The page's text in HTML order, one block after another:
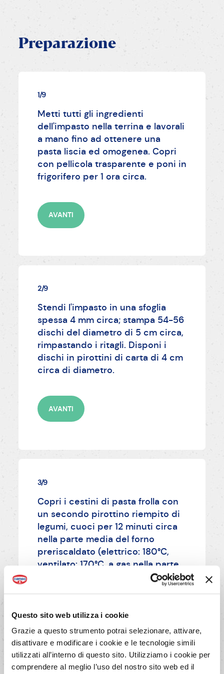
Questo sito web utilizza i cookie
Grazie a questo strumento potrai selezionare, attivare,
disattivare e modificare i cookie e le tecnologie simili
utilizzati all’interno di questo sito. Utilizziamo i cookie per
comprendere al meglio l’uso del nostro sito web ed il
Preparazione
1/9
Metti tutti gli ingredienti
dell'impasto nella terrina e lavorali
a mano fino ad ottenere una
pasta liscia ed omogenea. Copri
con pellicola trasparente e poni in
frigorifero per 1 ora circa.
AVANTI
2/9
Stendi l'impasto in una sfoglia
spessa 4 mm circa; stampa 54-56
dischi del diametro di 5 cm circa,
rimpastando i ritagli. Disponi i
dischi in pirottini di carta di 4 cm
circa di diametro.
AVANTI
3/9
Copri i cestini di pasta frolla con
un secondo pirottino riempito di
legumi, cuoci per 12 minuti circa
nella parte media del forno
preriscaldato (elettrico: 180°C,
ventilato: 170°C, a gas nella parte
alta: 190°C) dividendo i cestini su
AVANTI